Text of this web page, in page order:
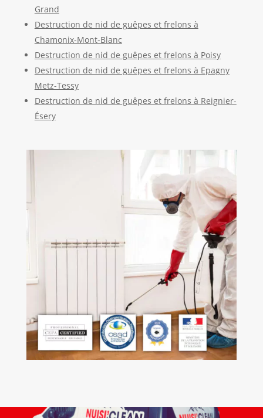
Grand
Destruction de nid de guêpes et frelons à
Chamonix-Mont-Blanc
Destruction de nid de guêpes et frelons à Poisy
Destruction de nid de guêpes et frelons à Epagny
Metz-Tessy
Destruction de nid de guêpes et frelons à Reignier-
Ésery